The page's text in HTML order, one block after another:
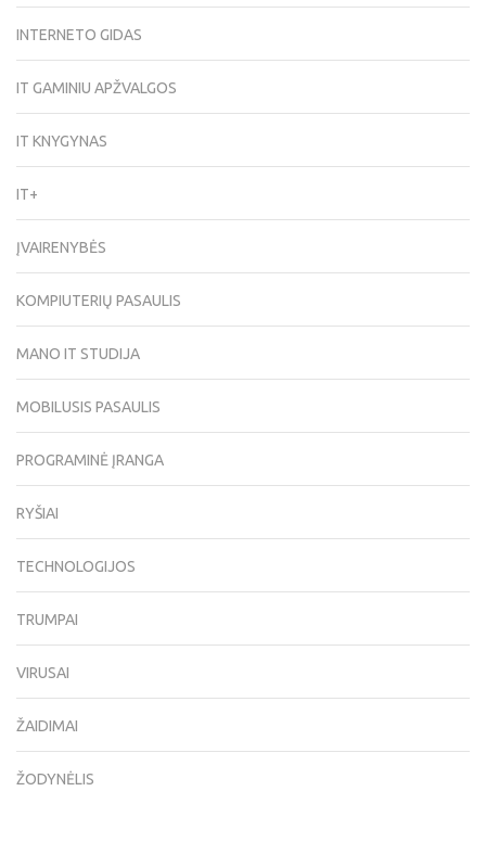
INTERNETO GIDAS
IT GAMINIU APŽVALGOS
IT KNYGYNAS
IT+
ĮVAIRENYBĖS
KOMPIUTERIŲ PASAULIS
MANO IT STUDIJA
MOBILUSIS PASAULIS
PROGRAMINĖ ĮRANGA
RYŠIAI
TECHNOLOGIJOS
TRUMPAI
VIRUSAI
ŽAIDIMAI
ŽODYNĖLIS